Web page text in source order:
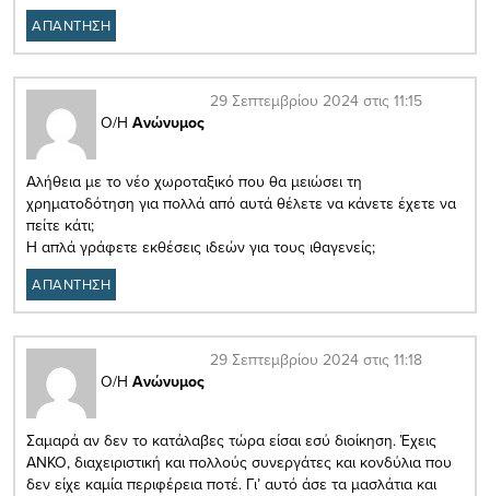
ΑΠΑΝΤΗΣΗ
Ο/Η Ανώνυμος
29 Σεπτεμβρίου 2024 στις 11:15
Αλήθεια με το νέο χωροταξικό που θα μειώσει τη
χρηματοδότηση για πολλά από αυτά θέλετε να κάνετε έχετε να
πείτε κάτι;
Η απλά γράφετε εκθέσεις ιδεών για τους ιθαγενείς;
ΑΠΑΝΤΗΣΗ
Ο/Η Ανώνυμος
29 Σεπτεμβρίου 2024 στις 11:18
Σαμαρά αν δεν το κατάλαβες τώρα είσαι εσύ διοίκηση. Έχεις
ΑΝΚΟ, διαχειριστική και πολλούς συνεργάτες και κονδύλια που
δεν είχε καμία περιφέρεια ποτέ. Γι’ αυτό άσε τα μασλάτια και